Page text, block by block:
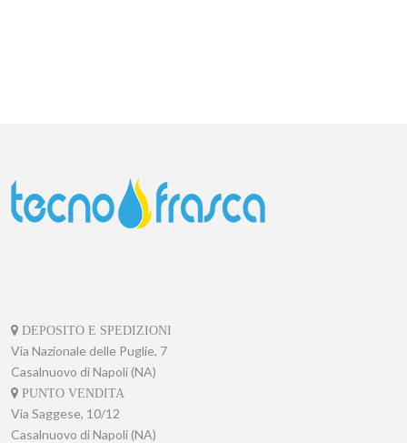
DEPOSITO E SPEDIZIONI
Via Nazionale delle Puglie, 7
Casalnuovo di Napoli (NA)
PUNTO VENDITA
Via Saggese, 10/12
Casalnuovo di Napoli (NA)